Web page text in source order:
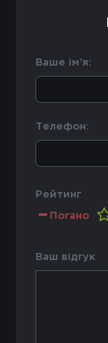
Ваше ім’я:
Телефон:
Рейтинг
Погано
Ваш відгук